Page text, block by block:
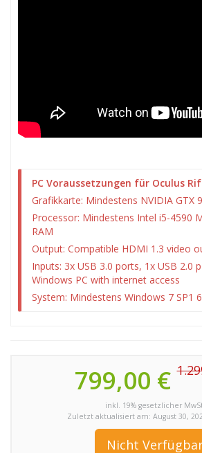
PC Voraussetzungen für Oculus
Grafikkarte: Mindestens NVIDIA GTX
Processor: Mindestens Intel i5-4590
RAM
Output: Compatible HDMI 1.3 video
Inputs: 3x USB 3.0 ports, 1x USB 2.0
Windows PC with internet access
System: Mindestens Windows 7 SP1
799,00 €
inkl. 19% gesetzlicher
Zuletzt aktualisiert am: August 30,
Nicht